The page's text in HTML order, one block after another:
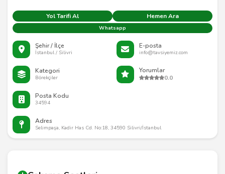
Yol Tarifi Al Hemen Ara
Whatsapp
Şehir / İlçe
İstanbul / Silivri
E-posta
info@tavsiyemiz.com
Kategori
Börekçiler
Yorumlar
0.0
Posta Kodu
34594
Adres
Selimpaşa, Kadir Has Cd. No:18, 34590 Silivri/İstanbul